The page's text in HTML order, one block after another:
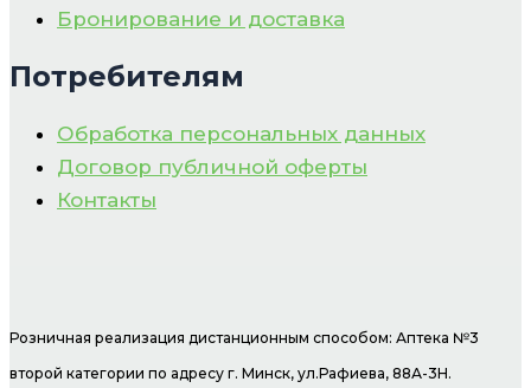
Бронирование и доставка
Потребителям
Обработка персональных данных
Договор публичной оферты
Контакты
Розничная реализация дистанционным способом: Аптека №3
второй категории по адресу г. Минск, ул.Рафиева, 88А-3Н.